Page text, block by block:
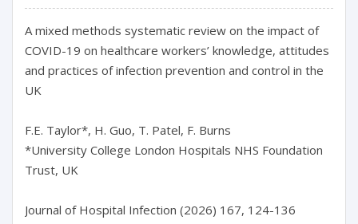
A mixed methods systematic review on the impact of
COVID-19 on healthcare workers’ knowledge, attitudes
and practices of infection prevention and control in the
UK
F.E. Taylor*, H. Guo, T. Patel, F. Burns
*University College London Hospitals NHS Foundation
Trust, UK
Journal of Hospital Infection (2026) 167, 124-136